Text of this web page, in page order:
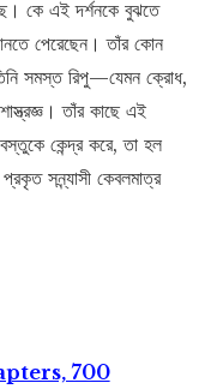
কে এই দর্শনকে বুঝতে
পেরেছেন। তাঁর কোন
সমস্ত রিপু—যেমন ক্রোধ,
তাঁর কাছে এই
কেন্দ্র করে, তা হল
সন্ন্যাসী কেবলমাত্র
700